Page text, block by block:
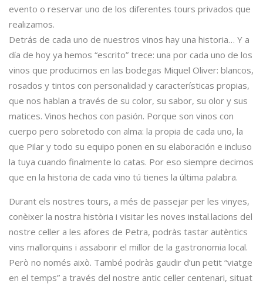
evento o reservar uno de los diferentes tours privados que
realizamos.
Detrás de cada uno de nuestros vinos hay una historia… Y a
día de hoy ya hemos “escrito” trece: una por cada uno de los
vinos que producimos en las bodegas Miquel Oliver: blancos,
rosados y tintos con personalidad y características propias,
que nos hablan a través de su color, su sabor, su olor y sus
matices. Vinos hechos con pasión. Porque son vinos con
cuerpo pero sobretodo con alma: la propia de cada uno, la
que Pilar y todo su equipo ponen en su elaboración e incluso
la tuya cuando finalmente lo catas. Por eso siempre decimos
que en la historia de cada vino tú tienes la última palabra.
Durant els nostres tours, a més de passejar per les vinyes,
conèixer la nostra història i visitar les noves instal.lacions del
nostre celler a les afores de Petra, podràs tastar autèntics
vins mallorquins i assaborir el millor de la gastronomia local.
Però no només això. També podràs gaudir d’un petit “viatge
en el temps” a través del nostre antic celler centenari, situat